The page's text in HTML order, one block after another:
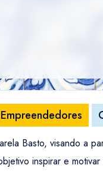
Basto, visando a
inspirar e